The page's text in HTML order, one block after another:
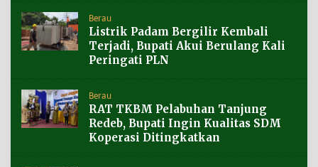
Berau
Listrik Padam Bergilir Kembali
Terjadi, Bupati Akui Berulang Kali
Peringati PLN
Berau
RAT TKBM Pelabuhan Tanjung
Redeb, Bupati Ingin Kualitas SDM
Koperasi Ditingkatkan